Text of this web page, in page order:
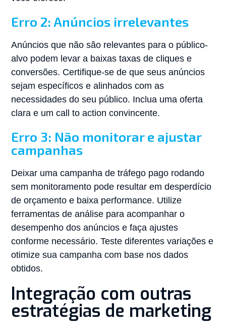
Erro 2: Anúncios irrelevantes
Anúncios que não são relevantes para o público-
alvo podem levar a baixas taxas de cliques e
conversões. Certifique-se de que seus anúncios
sejam específicos e alinhados com as
necessidades do seu público. Inclua uma oferta
clara e um call to action convincente.
Erro 3: Não monitorar e ajustar
campanhas
Deixar uma campanha de tráfego pago rodando
sem monitoramento pode resultar em desperdício
de orçamento e baixa performance. Utilize
ferramentas de análise para acompanhar o
desempenho dos anúncios e faça ajustes
conforme necessário. Teste diferentes variações e
otimize sua campanha com base nos dados
obtidos.
Integração com outras
estratégias de marketing